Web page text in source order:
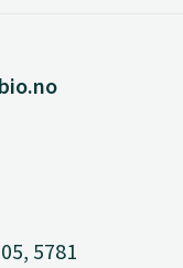
5781